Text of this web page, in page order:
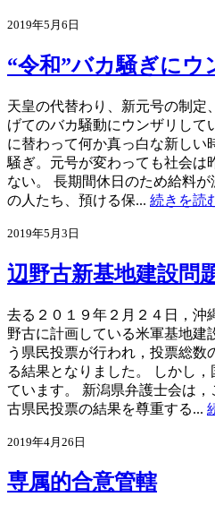
2019年5月6日
“令和”バカ騒ぎにウ
天皇の代替わり、新元号の制定
げてのバカ騒動にウンザリして
に替わって何か真っ白な新しい
騒ぎ。元号が変わっても社会は
ない。 長期間休日のため給料
の人たち、預ける保... 続きを読
2019年5月3日
辺野古新基地建設問
去る２０１９年２月２４日，沖
野古に計画している米軍基地建
う県民投票が行われ，投票総数
る結果となりました。 しかし
ています。 新潟県弁護士会は
古県民投票の結果を尊重する...
2019年4月26日
専属的合意管轄